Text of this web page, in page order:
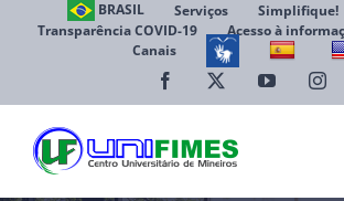
BRASIL Serviços Simplifique!
Transparência COVID-19
Acesso à
Canais
Facebook YouTube